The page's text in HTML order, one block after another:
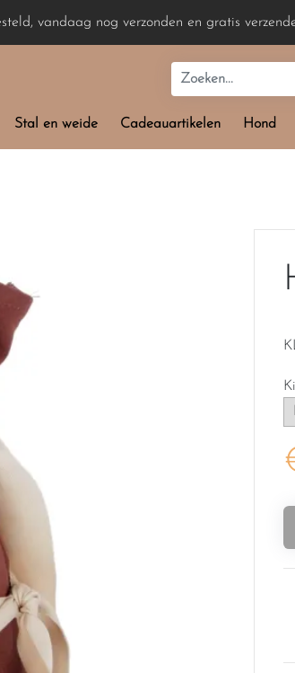
vandaag nog verzonden en gratis
Stal en weide Cadeauartikelen Hond